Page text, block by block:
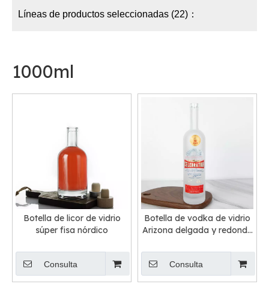
Líneas de productos seleccionadas (22)：
1000ml
Botella de licor de vidrio
súper fisa nórdico
Consulta
Botella de vodka de vidrio
Arizona delgada y redonda
Consulta